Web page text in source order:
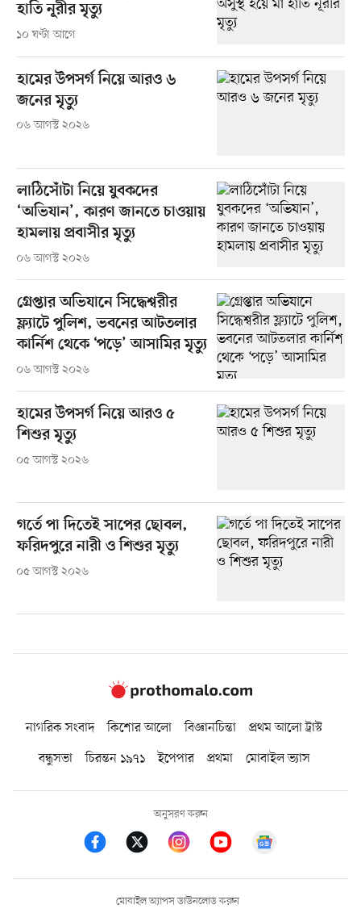
হাতি নূরীর মৃত্যু
১০ ঘণ্টা আগে
হামের উপসর্গ নিয়ে আরও ৬
জনের মৃত্যু
০৬ আগস্ট ২০২৬
লাঠিসোঁটা নিয়ে যুবকদের
‘অভিযান’, কারণ জানতে চাওয়ায়
হামলায় প্রবাসীর মৃত্যু
০৬ আগস্ট ২০২৬
গ্রেপ্তার অভিযানে সিদ্ধেশ্বরীর
ফ্ল্যাটে পুলিশ, ভবনের আটতলার
কার্নিশ থেকে ‘পড়ে’ আসামির মৃত্যু
০৬ আগস্ট ২০২৬
হামের উপসর্গ নিয়ে আরও ৫
শিশুর মৃত্যু
০৫ আগস্ট ২০২৬
গর্তে পা দিতেই সাপের ছোবল,
ফরিদপুরে নারী ও শিশুর মৃত্যু
০৫ আগস্ট ২০২৬
নাগরিক সংবাদ কিশোর আলো বিজ্ঞানচিন্তা
প্রথম আলো ট্রাস্ট
বন্ধুসভা
চিরন্তন ১৯৭১ ইপেপার প্রথমা মোবাইল ভ্যাস
অনুসরণ করুন
মোবাইল অ্যাপস ডাউনলোড করুন